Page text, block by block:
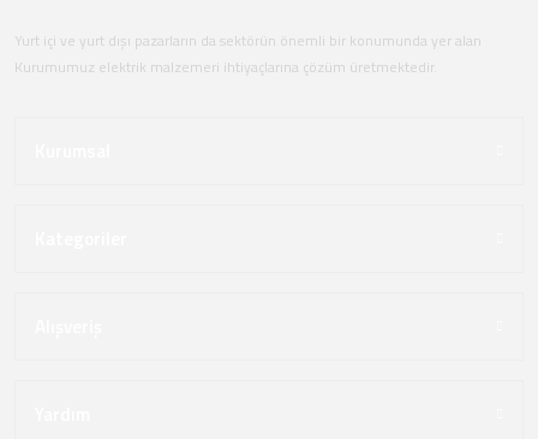
Yurt içi ve yurt dışı pazarların da sektörün önemli bir konumunda yer alan
Kurumumuz elektrik malzemeri ihtiyaçlarına çözüm üretmektedir.